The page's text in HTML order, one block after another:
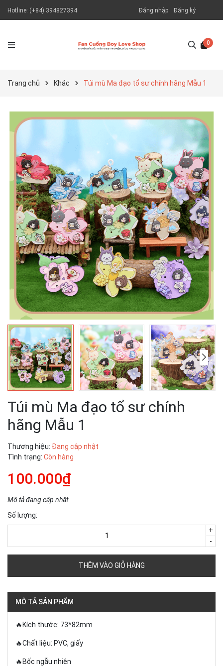
Hotline: (+84) 394827394 Đăng nhập Đăng ký
0
Trang chủ Khác Túi mù Ma đạo tổ sư chính hãng Mẫu 1
Túi mù Ma đạo tổ sư chính
hãng Mẫu 1
Thương hiệu: Đang cập nhật
Tình trạng: Còn hàng
100.000₫
Mô tả đang cập nhật
Số lượng:
-
+
THÊM VÀO GIỎ HÀNG
MÔ TẢ SẢN PHẨM
🔥Kích thước: 73*82mm
🔥Chất liệu: PVC, giấy
🔥Bốc ngẫu nhiên